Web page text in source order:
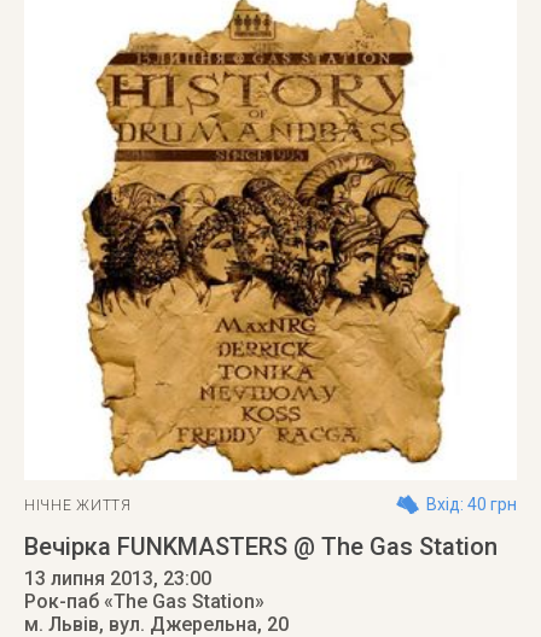
НІЧНЕ ЖИТТЯ Вхід: 40 грн
Вечірка FUNKMASTERS @ The Gas Station
13 липня 2013, 23:00
Рок-паб «The Gas Station»
м. Львів, вул. Джерельна, 20